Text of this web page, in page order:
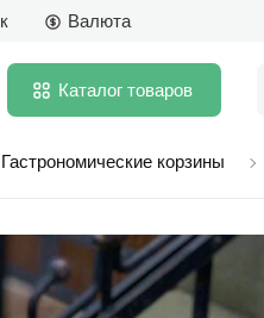
Валюта
Каталог товаров
Гастрономические корзины